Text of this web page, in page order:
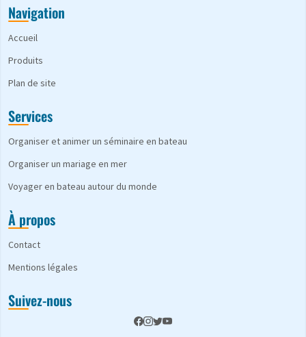
Navigation
Accueil
Produits
Plan de site
Services
Organiser et animer un séminaire en bateau
Organiser un mariage en mer
Voyager en bateau autour du monde
À propos
Contact
Mentions légales
Suivez-nous